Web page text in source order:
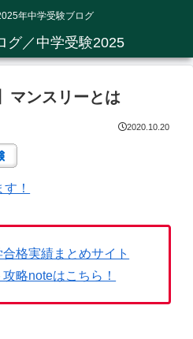
年中学受験ブログ
グ／中学受験2025
マンスリーとは
2020.10.20
！
格実績まとめサイト
略noteはこちら！